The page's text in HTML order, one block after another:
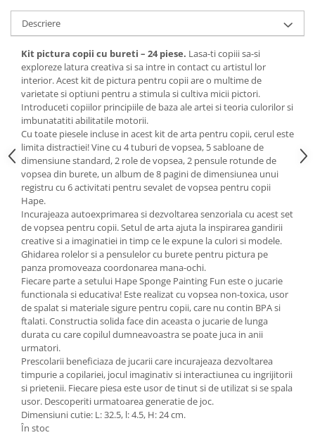
Creioane colorate
Creioane mecanice
Linere
Markere
Mine pentru creioane mecanice
Pixuri
Rezerve stilouri
Rollere
Stilouri
Măsurare și trasare
Rigle
Organizare și Arhivare
Accesorii de organizare
Bibliorafturi
Caiete mecanice
Clipboard-uri
Dosare Carton
Dosare Plastic
Folii de protecție
Mape
Penare
Penare cu doua compartimente
Penare cu trei compartimente
Descriere
Kit pictura copii cu bureti – 24 piese. Lasa-ti copiii sa-si
exploreze latura creativa si sa intre in contact cu artistul lor
interior. Acest kit de pictura pentru copii are o multime de
varietate si optiuni pentru a stimula si cultiva micii pictori.
Introduceti copiilor principiile de baza ale artei si teoria culorilor si
imbunatatiti abilitatile motorii.
Cu toate piesele incluse in acest kit de arta pentru copii, cerul este
limita distractiei! Vine cu 4 tuburi de vopsea, 5 sabloane de
dimensiune standard, 2 role de vopsea, 2 pensule rotunde de
vopsea din burete, un album de 8 pagini de dimensiunea unui
registru cu 6 activitati pentru sevalet de vopsea pentru copii
Hape.
Incurajeaza autoexprimarea si dezvoltarea senzoriala cu acest set
de vopsea pentru copii. Setul de arta ajuta la inspirarea gandirii
creative si a imaginatiei in timp ce le expune la culori si modele.
Ghidarea rolelor si a pensulelor cu burete pentru pictura pe
panza promoveaza coordonarea mana-ochi.
Fiecare parte a setului Hape Sponge Painting Fun este o jucarie
functionala si educativa! Este realizat cu vopsea non-toxica, usor
de spalat si materiale sigure pentru copii, care nu contin BPA si
ftalati. Constructia solida face din aceasta o jucarie de lunga
durata cu care copilul dumneavoastra se poate juca in anii
urmatori.
Prescolarii beneficiaza de jucarii care incurajeaza dezvoltarea
timpurie a copilariei, jocul imaginativ si interactiunea cu ingrijitorii
si prietenii. Fiecare piesa este usor de tinut si de utilizat si se spala
usor. Descoperiti urmatoarea generatie de joc.
Dimensiuni cutie: L: 32.5, l: 4.5, H: 24 cm.
În stoc